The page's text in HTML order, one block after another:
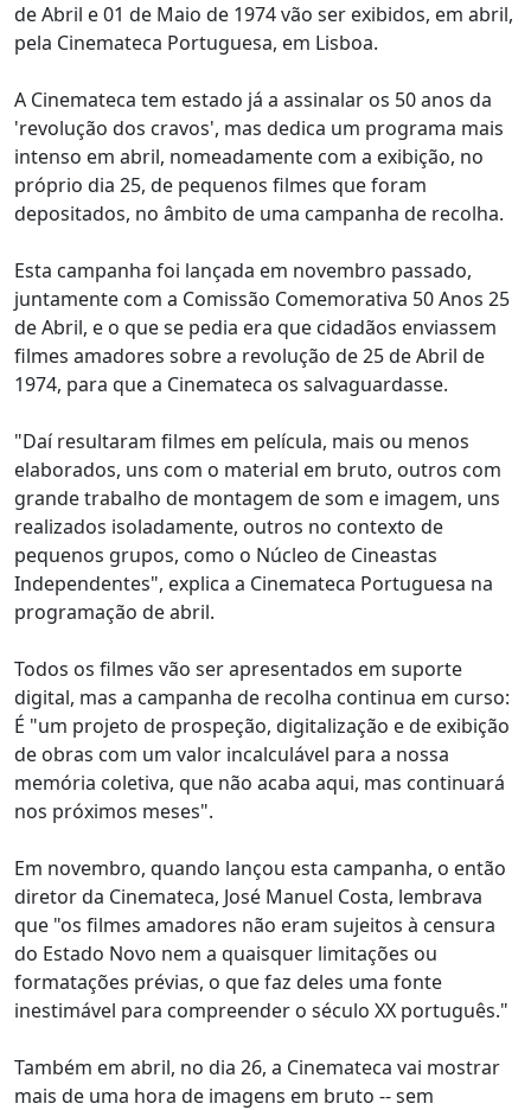
de Abril e 01 de Maio de 1974 vão ser exibidos, em abril,
pela Cinemateca Portuguesa, em Lisboa.
A Cinemateca tem estado já a assinalar os 50 anos da
'revolução dos cravos', mas dedica um programa mais
intenso em abril, nomeadamente com a exibição, no
próprio dia 25, de pequenos filmes que foram
depositados, no âmbito de uma campanha de recolha.
Esta campanha foi lançada em novembro passado,
juntamente com a Comissão Comemorativa 50 Anos 25
de Abril, e o que se pedia era que cidadãos enviassem
filmes amadores sobre a revolução de 25 de Abril de
1974, para que a Cinemateca os salvaguardasse.
"Daí resultaram filmes em película, mais ou menos
elaborados, uns com o material em bruto, outros com
grande trabalho de montagem de som e imagem, uns
realizados isoladamente, outros no contexto de
pequenos grupos, como o Núcleo de Cineastas
Independentes", explica a Cinemateca Portuguesa na
programação de abril.
Todos os filmes vão ser apresentados em suporte
digital, mas a campanha de recolha continua em curso:
É "um projeto de prospeção, digitalização e de exibição
de obras com um valor incalculável para a nossa
memória coletiva, que não acaba aqui, mas continuará
nos próximos meses".
Em novembro, quando lançou esta campanha, o então
diretor da Cinemateca, José Manuel Costa, lembrava
que "os filmes amadores não eram sujeitos à censura
do Estado Novo nem a quaisquer limitações ou
formatações prévias, o que faz deles uma fonte
inestimável para compreender o século XX português."
Também em abril, no dia 26, a Cinemateca vai mostrar
mais de uma hora de imagens em bruto -- sem